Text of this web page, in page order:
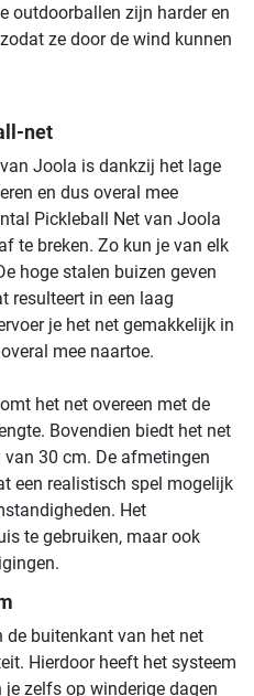
outdoorballen zijn harder en
ze door de wind kunnen
net
Joola is dankzij het lage
en dus overal mee
Pickleball Net van Joola
​​te breken. Zo kun je van elk
hoge stalen buizen geven
resulteert in een laag
je het net gemakkelijk in
mee naartoe.
het net overeen met de
Bovendien biedt het net
30 cm. De afmetingen
een realistisch spel mogelijk
Het
te gebruiken, maar ook
de buitenkant van het net
Hierdoor heeft het systeem
zelfs op winderige dagen